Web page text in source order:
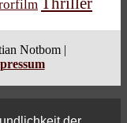
Notbom |